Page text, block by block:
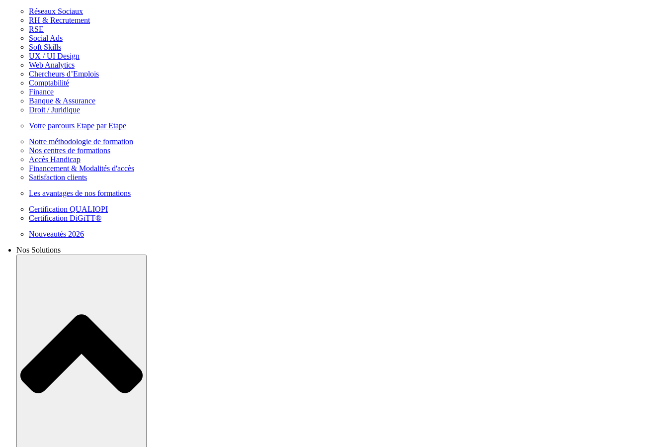
Réseaux Sociaux
RH & Recrutement
RSE
Social Ads
Soft Skills
UX / UI Design
Web Analytics
Chercheurs d’Emplois
Comptabilité
Finance
Banque & Assurance
Droit / Juridique
Votre parcours Etape par Etape
Notre méthodologie de formation
Nos centres de formations
Accès Handicap
Financement & Modalités d'accès
Satisfaction clients
Les avantages de nos formations
Certification QUALIOPI
Certification DiGiTT®
Nouveautés 2026
Nos Solutions